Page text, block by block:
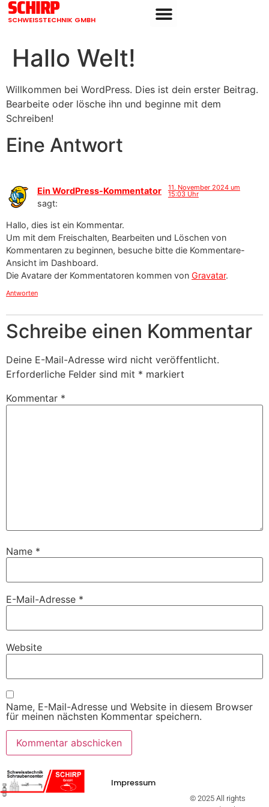
SCHIRP
SCHWEISSTECHNIK GMBH
Hallo Welt!
Willkommen bei WordPress. Dies ist dein erster Beitrag.
Bearbeite oder lösche ihn und beginne mit dem
Schreiben!
Eine Antwort
Ein WordPress-Kommentator
sagt:
11. November 2024 um
15:03 Uhr
Hallo, dies ist ein Kommentar.
Um mit dem Freischalten, Bearbeiten und Löschen von
Kommentaren zu beginnen, besuche bitte die Kommentare-
Ansicht im Dashboard.
Die Avatare der Kommentatoren kommen von Gravatar.
Antworten
Schreibe einen Kommentar
Deine E-Mail-Adresse wird nicht veröffentlicht.
Erforderliche Felder sind mit * markiert
Kommentar *
Name *
E-Mail-Adresse *
Website
Name, E-Mail-Adresse und Website in diesem Browser
für meinen nächsten Kommentar speichern.
Impressum
© 2025 All rights